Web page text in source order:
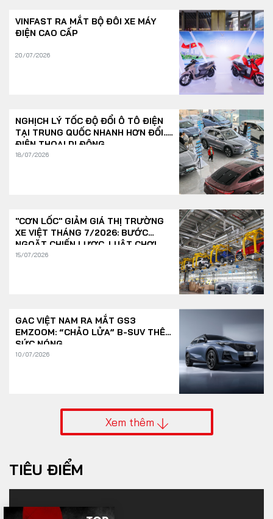
VINFAST RA MẮT BỘ ĐÔI XE MÁY
ĐIỆN CAO CẤP
20/07/2026
NGHỊCH LÝ TỐC ĐỘ ĐỔI Ô TÔ ĐIỆN
TẠI TRUNG QUỐC NHANH HƠN ĐỔI...
ĐIỆN THOẠI DI ĐỘNG
18/07/2026
"CƠN LỐC" GIẢM GIÁ THỊ TRƯỜNG
XE VIỆT THÁNG 7/2026: BƯỚC
NGOẶT CHIẾN LƯỢC, LUẬT CHƠI
THAY ĐỔI
15/07/2026
GAC VIỆT NAM RA MẮT GS3
EMZOOM: “CHẢO LỬA” B-SUV THÊM
SỨC NÓNG
10/07/2026
Xem thêm
TIÊU ĐIỂM